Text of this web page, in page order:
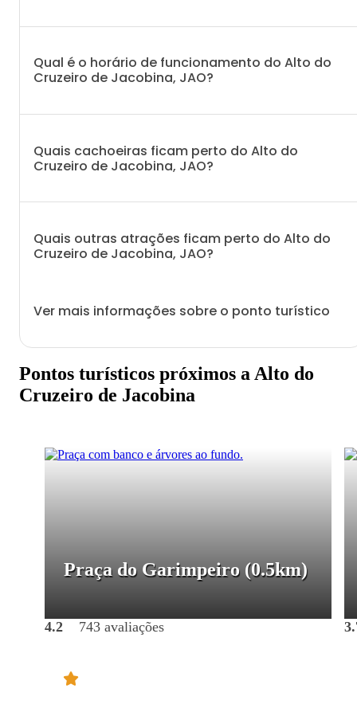
Qual é o horário de funcionamento do Alto do
Cruzeiro de Jacobina, JAO?
Quais cachoeiras ficam perto do Alto do
Cruzeiro de Jacobina, JAO?
Quais outras atrações ficam perto do Alto do
Cruzeiro de Jacobina, JAO?
Ver mais informações sobre o ponto turístico
Pontos turísticos próximos a Alto do
Cruzeiro de Jacobina
Praça do Garimpeiro (0.5km)
4.2 743 avaliações